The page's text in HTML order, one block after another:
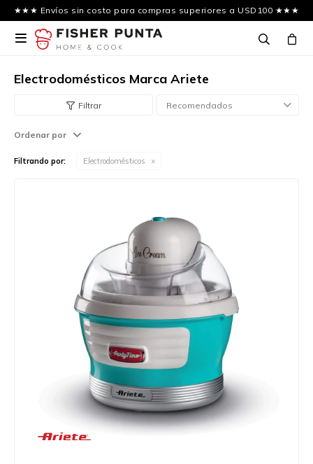
★★★ Envíos sin costo para compras superiores a USD100 ★★★

Electrodomésticos Marca Ariete
Recomendados
Ordenar por
Filtrando por: Electrodomésticos